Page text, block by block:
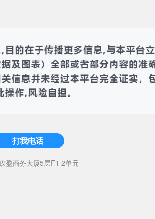
打我电话
盈商务大厦5层F1-2单元